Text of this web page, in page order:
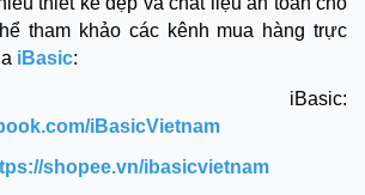
tham khảo các kênh mua hàng trực
iBasic:
iBasic:
iBasicVietnam
shopee.vn/ibasicvietnam